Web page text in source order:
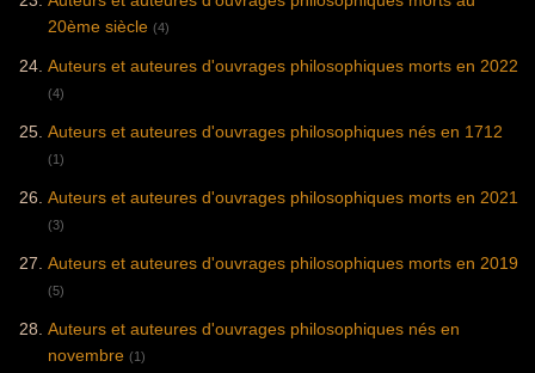
20ème siècle (4)
Auteurs et auteures d'ouvrages philosophiques morts en 2022
(4)
Auteurs et auteures d'ouvrages philosophiques nés en 1712
(1)
Auteurs et auteures d'ouvrages philosophiques morts en 2021
(3)
Auteurs et auteures d'ouvrages philosophiques morts en 2019
(5)
Auteurs et auteures d'ouvrages philosophiques nés en
novembre (1)